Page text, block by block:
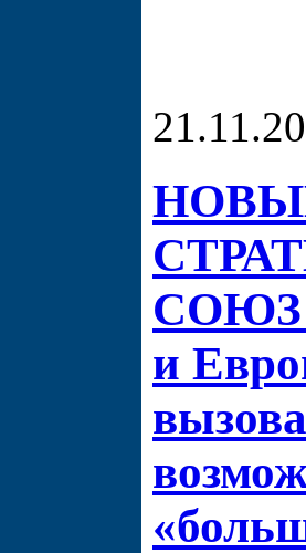
СОЮЗ
и